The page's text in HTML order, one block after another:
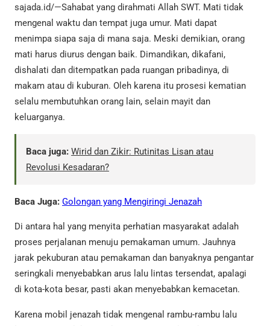
sajada.id/—Sahabat yang dirahmati Allah SWT. Mati tidak
mengenal waktu dan tempat juga umur. Mati dapat
menimpa siapa saja di mana saja. Meski demikian, orang
mati harus diurus dengan baik. Dimandikan, dikafani,
dishalati dan ditempatkan pada ruangan pribadinya, di
makam atau di kuburan. Oleh karena itu prosesi kematian
selalu membutuhkan orang lain, selain mayit dan
keluarganya.
Baca juga: Wirid dan Zikir: Rutinitas Lisan atau
Revolusi Kesadaran?
Baca Juga: Golongan yang Mengiringi Jenazah
Di antara hal yang menyita perhatian masyarakat adalah
proses perjalanan menuju pemakaman umum. Jauhnya
jarak pekuburan atau pemakaman dan banyaknya pengantar
seringkali menyebabkan arus lalu lintas tersendat, apalagi
di kota-kota besar, pasti akan menyebabkan kemacetan.
Karena mobil jenazah tidak mengenal rambu-rambu lalu